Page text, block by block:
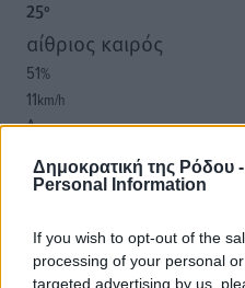
Δημοκρατική της Ρόδου -
Personal Information
If you wish to opt-out of the
processing of your personal
targeted advertising by us,
25°
αίθριος καιρός
51%
11km/h
Δ
06:18
πρόγνωση:
33°
ΚΥ